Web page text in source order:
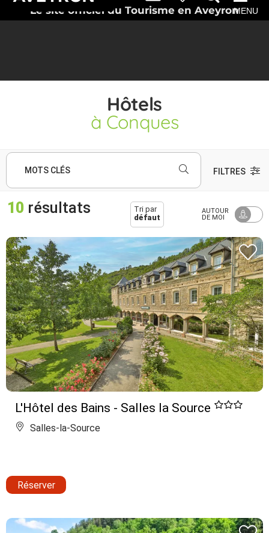
Le site officiel du Tourisme en AveyronMENU
Hôtels
à Conques
MOTS CLÉS FILTRES
10 résultats
Tri par
défaut
AUTOUR
DE MOI
L'Hôtel des Bains - Salles la Source
Salles-la-Source
Réserver